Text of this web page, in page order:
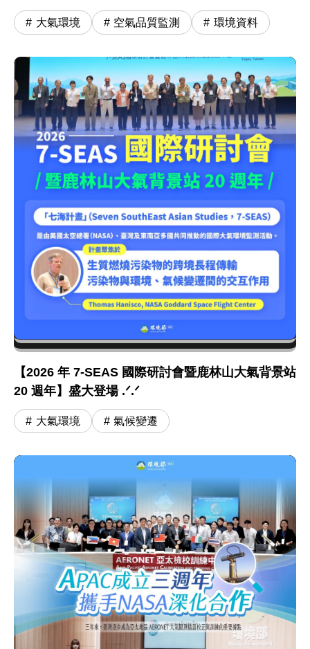
大氣環境 空氣品質監測 環境資料
【2026 年 7-SEAS 國際研討會暨鹿林山大氣背景站
20 週年】盛大登場 .ᐟ.ᐟ
大氣環境 氣候變遷